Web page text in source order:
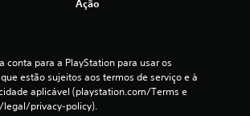
a
Ação
conta para a PlayStation para usar os
estão sujeitos aos termos de serviço e à
aplicável (playstation.com/Terms e
legal/privacy-policy).